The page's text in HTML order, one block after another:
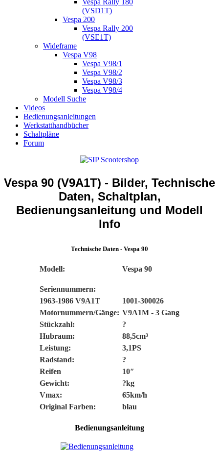
Vespa Rally 180
(VSD1T)
Vespa 200
Vespa Rally 200
(VSE1T)
Wideframe
Vespa V98
Vespa V98/1
Vespa V98/2
Vespa V98/3
Vespa V98/4
Modell Suche
Videos
Bedienungsanleitungen
Werkstatthandbücher
Schaltpläne
Forum
Vespa 90 (V9A1T) - Bilder, Technische
Daten, Schaltplan,
Bedienungsanleitung und Modell
Info
Technische Daten - Vespa 90
Modell: Vespa 90
Seriennummern:
1963-1986 V9A1T
1001-300026
Motornummern/Gänge: V9A1M - 3 Gang
Stückzahl:
?
Hubraum:
88,5cm³
Leistung:
3,1PS
Radstand:
?
Reifen
10″
Gewicht:
?kg
Vmax:
65km/h
Original Farben:
blau
Bedienungsanleitung